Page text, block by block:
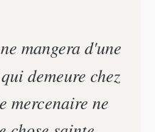
mangera d'une
demeure chez
mercenaire ne